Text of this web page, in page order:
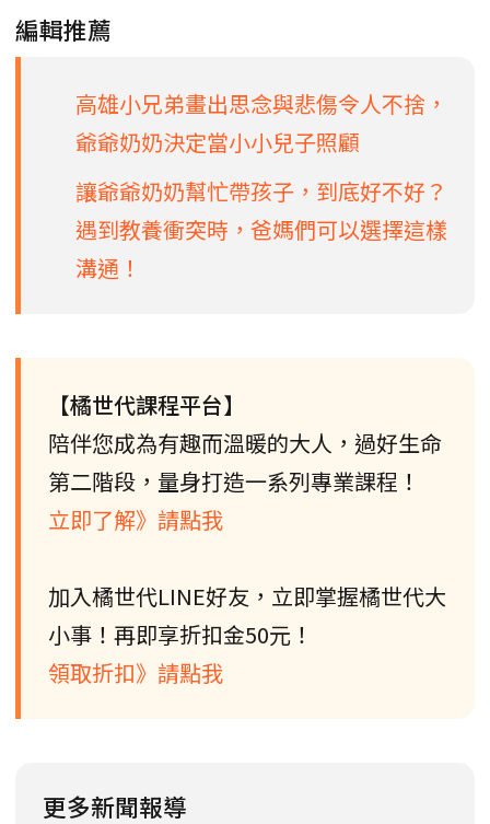
編輯推薦
高雄小兄弟畫出思念與悲傷令人不捨，
爺爺奶奶決定當小小兒子照顧
讓爺爺奶奶幫忙帶孩子，到底好不好？
遇到教養衝突時，爸媽們可以選擇這樣
溝通！
【橘世代課程平台】
陪伴您成為有趣而溫暖的大人，過好生命
第二階段，量身打造一系列專業課程！
立即了解》請點我
加入橘世代LINE好友，立即掌握橘世代大
小事！再即享折扣金50元！
領取折扣》請點我
更多新聞報導